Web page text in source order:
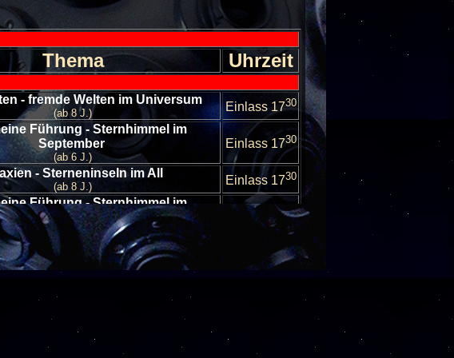
Thema Uhrzeit
- fremde Welten im Universum
(ab 8 J.) Einlass 1730
Führung - Sternhimmel im
September
(ab 6 J.)
Einlass 1730
- Sterneninseln im All
(ab 8 J.) Einlass 1730
Führung - Sternhimmel im
September
(ab 6 J.)
Einlass 1730
- kleine Trabanten in unserem
Sonnensystem
(ab 6 J.)
Einlass 1730